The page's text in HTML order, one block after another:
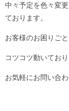
中々予定を色々変
ております。
お客様のお困りご
コツコツ動いており
お気軽にお問い合わ